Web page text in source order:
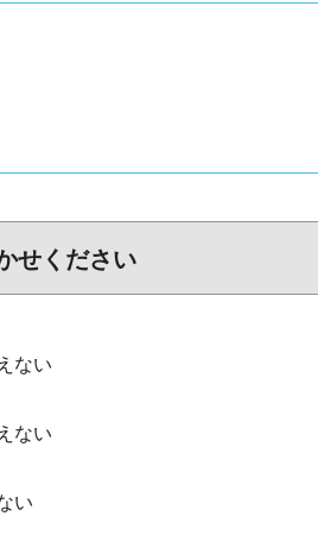
せください
ない
ない
い